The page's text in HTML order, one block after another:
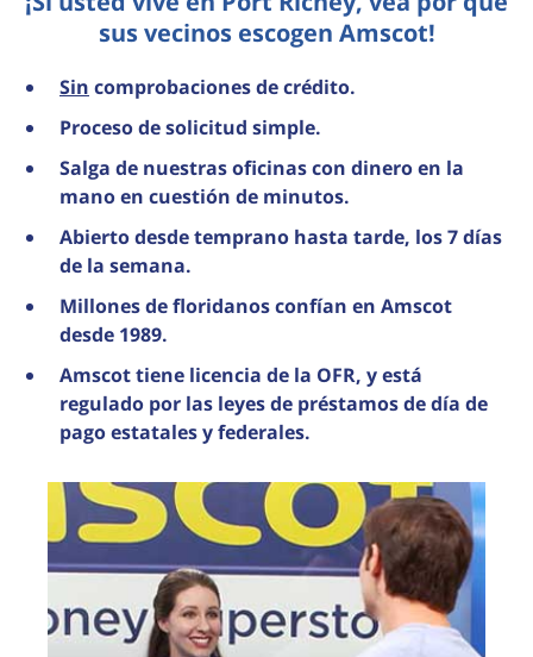
sus vecinos escogen Amscot!
Sin comprobaciones de crédito.
Proceso de solicitud simple.
Salga de nuestras oficinas con dinero en la
mano en cuestión de minutos.
Abierto desde temprano hasta tarde, los 7 días
de la semana.
Millones de floridanos confían en Amscot
desde 1989.
Amscot tiene licencia de la OFR, y está
regulado por las leyes de préstamos de día de
pago estatales y federales.